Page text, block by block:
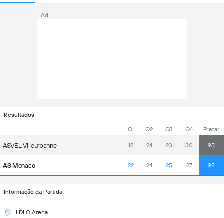
Ad
Resultados
Q1 Q2 Q3 Q4 Placar
ASVEL Villeurbanne 18 24 23 30 95
AS Monaco 22 24 25 27 98
Informação da Partida
LDLC Arena